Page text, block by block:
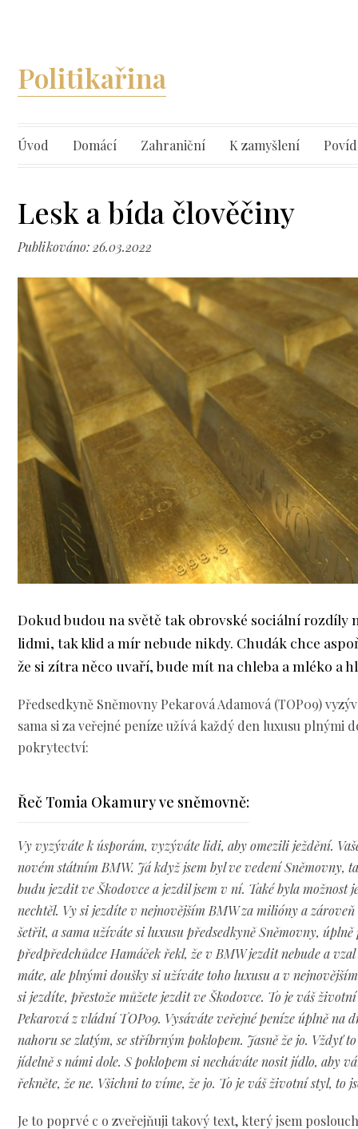
Politikařina
Úvod Domácí Zahraniční K zamyšlení
Lesk a bída člověčiny
Publikováno: 26.03.2022
Dokud budou na světě tak obrovské sociální rozdíly
lidmi, tak klid a mír nebude nikdy. Chudák chce
že si zítra něco uvaří, bude mít na chleba a mléko a
Předsedkyně Sněmovny Pekarová Adamová (TOP09)
sama si za veřejné peníze užívá každý den luxusu plnými
pokrytectví:
Řeč Tomia Okamury ve sněmovně:
Vy vyzýváte k úsporám, vyzýváte lidi, aby omezili ježdění.
novém státním BMW. Já když jsem byl ve vedení Sněmovny,
budu jezdit ve Škodovce a jezdil jsem v ní. Také byla možnost
nechtěl. Vy si jezdíte v nejnovějším BMW za milióny a
šetřit, a sama užíváte si luxusu předsedkyně Sněmovny,
předpředchůdce Hamáček řekl, že v BMW jezdit nebude a
máte, ale plnými doušky si užíváte toho luxusu a v
si jezdíte, přestože můžete jezdit ve Škodovce. To je váš
Pekarová z vládní TOP09. Vysáváte veřejné peníze úplně na
nahoru se zlatým, se stříbrným poklopem. Jasně že jo. Vždyť
jídelně s námi dole. S poklopem si necháváte nosit jídlo, aby
řekněte, že ne. Všichni to víme, že jo. To je váš životní styl, to
Je to poprvé c o zveřejňuji takový text, který jsem